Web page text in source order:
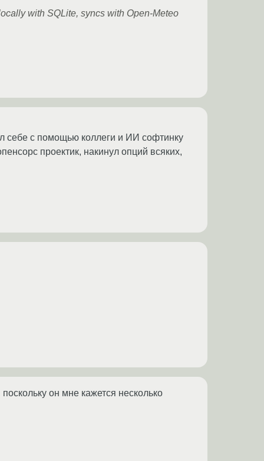
with SQLite, syncs with Open-Meteo
себе с помощью коллеги и ИИ софтинку
проектик, накинул опций всяких,
он мне кажется несколько